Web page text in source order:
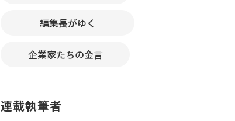
編集長がゆく
企業家たちの金言
連載執筆者